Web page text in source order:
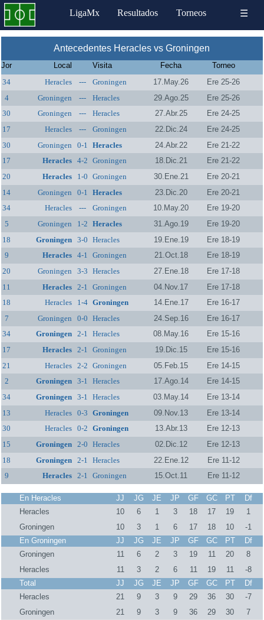
LigaMx Resultados Torneos ☰
Antecedentes Heracles vs Groningen
Jor Local Visita Fecha
Torneo
34
Heracles --- Groningen 17.May.26
Ere 25-26
4
Groningen --- Heracles 29.Ago.25
Ere 25-26
30
Groningen --- Heracles 27.Abr.25
Ere 24-25
17
Heracles --- Groningen 22.Dic.24
Ere 24-25
30
Groningen 0-1 Heracles 24.Abr.22
Ere 21-22
17
Heracles 4-2 Groningen 18.Dic.21
Ere 21-22
20
Heracles 1-0 Groningen 30.Ene.21
Ere 20-21
14
Groningen 0-1 Heracles 23.Dic.20
Ere 20-21
34
Heracles --- Groningen 10.May.20
Ere 19-20
5
Groningen 1-2 Heracles 31.Ago.19
Ere 19-20
18
Groningen 3-0 Heracles 19.Ene.19
Ere 18-19
9
Heracles 4-1 Groningen 21.Oct.18
Ere 18-19
20
Groningen 3-3 Heracles 27.Ene.18
Ere 17-18
11
Heracles 2-1 Groningen 04.Nov.17
Ere 17-18
18
Heracles 1-4 Groningen 14.Ene.17
Ere 16-17
7
Groningen 0-0 Heracles 24.Sep.16
Ere 16-17
34
Groningen 2-1 Heracles 08.May.16
Ere 15-16
17
Heracles 2-1 Groningen 19.Dic.15
Ere 15-16
21
Heracles 2-2 Groningen 05.Feb.15
Ere 14-15
2
Groningen 3-1 Heracles 17.Ago.14
Ere 14-15
34
Groningen 3-1 Heracles 03.May.14
Ere 13-14
13
Heracles 0-3 Groningen 09.Nov.13
Ere 13-14
30
Heracles 0-2 Groningen 13.Abr.13
Ere 12-13
15
Groningen 2-0 Heracles 02.Dic.12
Ere 12-13
18
Groningen 2-1 Heracles 22.Ene.12
Ere 11-12
9
Heracles 2-1 Groningen 15.Oct.11 Ere 11-12
En Heracles JJ JG JE JP GF GC PT
Df
Heracles
10 6 1 3 18 17 19
1
Groningen
10 3 1 6 17 18 10
-1
En Groningen
JJ JG JE JP GF GC PT
Df
Groningen
11 6 2 3 19 11 20
8
Heracles
11 3 2 6 11 19 11
-8
Total
JJ JG JE JP GF GC PT
Df
Heracles
21 9 3 9 29 36 30
-7
Groningen
21 9 3 9 36 29 30 7